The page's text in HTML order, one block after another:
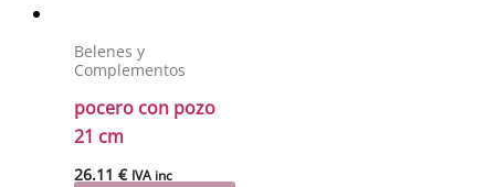
Belenes y
Complementos
pocero con pozo
21 cm
26.11€ IVA inc